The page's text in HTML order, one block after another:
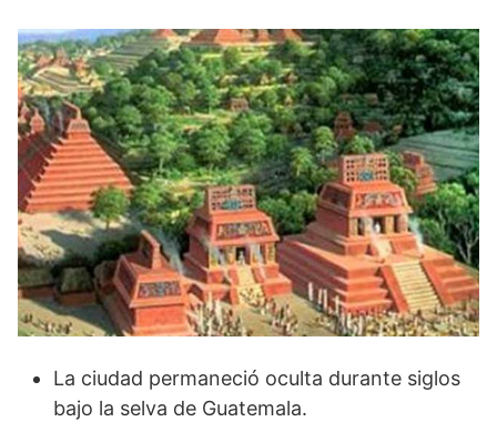
La ciudad permaneció oculta durante siglos
bajo la selva de Guatemala.